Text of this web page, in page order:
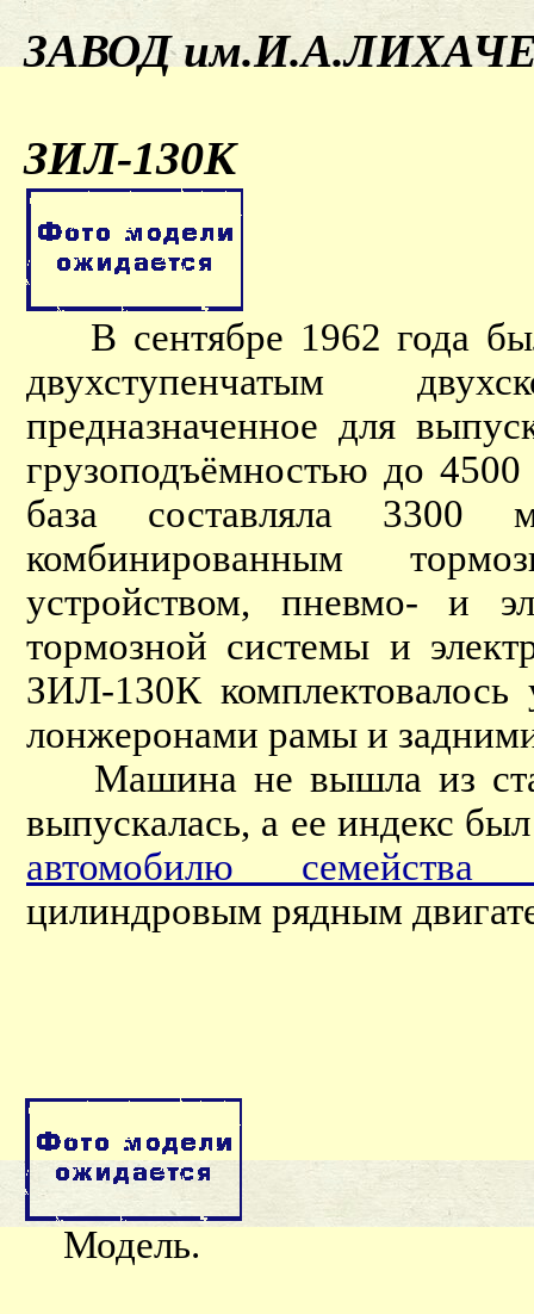
ЗАВОД
ЗИЛ-130К
В сентябре 1962 года
двухступенчатым
предназначенное для
грузоподъёмностью до 4500
база составляла 3300
комбинированным
устройством, пневмо- и
тормозной системы и
ЗИЛ-130К
лонжеронами рамы и
Машина не вышла из
выпускалась, а ее индекс
автомобилю семейства
цилиндровым рядным
Модель.